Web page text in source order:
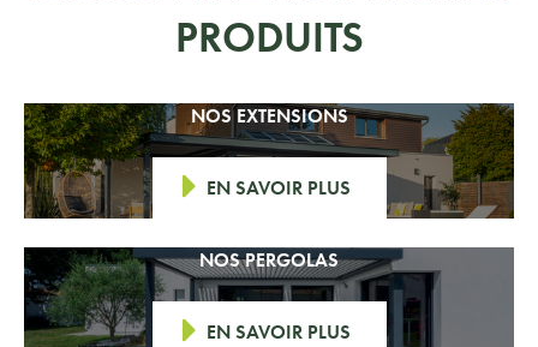
PRODUITS
NOS EXTENSIONS
EN SAVOIR PLUS
NOS PERGOLAS
EN SAVOIR PLUS